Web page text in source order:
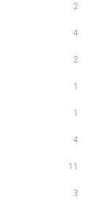
2
4
2
1
1
4
11
3